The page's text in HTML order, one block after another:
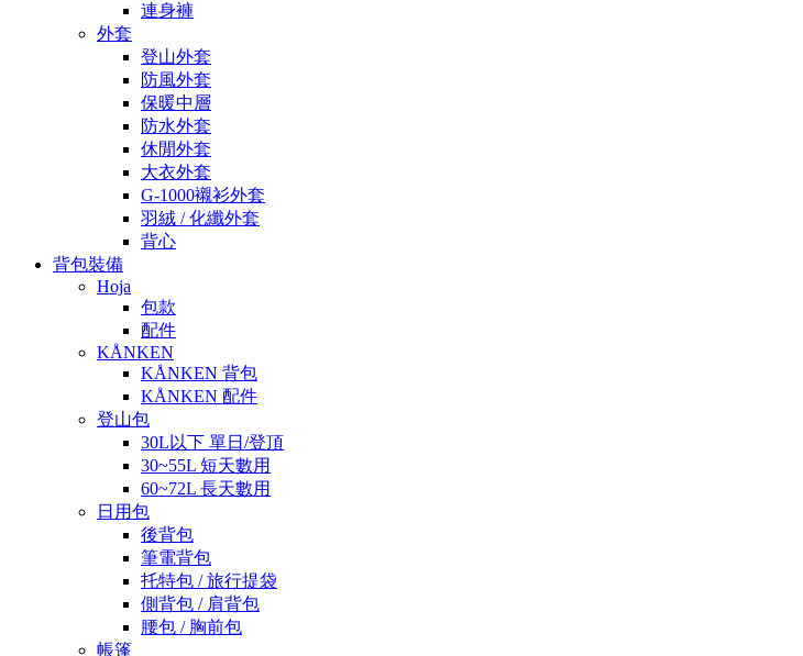
連身褲
外套
登山外套
防風外套
保暖中層
防水外套
休閒外套
大衣外套
G-1000襯衫外套
羽絨 / 化纖外套
背心
背包裝備
Hoja
包款
配件
KÅNKEN
KÅNKEN 背包
KÅNKEN 配件
登山包
30L以下 單日/登頂
30~55L 短天數用
60~72L 長天數用
日用包
後背包
筆電背包
托特包 / 旅行提袋
側背包 / 肩背包
腰包 / 胸前包
帳篷